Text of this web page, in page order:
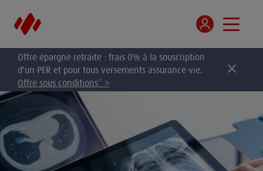
Offre épargne retraite : frais 0% à la souscription
d'un PER et pour tous versements assurance vie.
Offre sous conditions* >